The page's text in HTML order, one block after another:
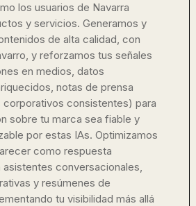
los usuarios de Navarra
y servicios. Generamos y
de alta calidad, con
y reforzamos tus señales
en medios, datos
notas de prensa
consistentes) para
sobre tu marca sea fiable y
por estas IAs. Optimizamos
como respuesta
conversacionales,
y resúmenes de
tu visibilidad más allá